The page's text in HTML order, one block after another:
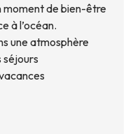
moment de bien-être
à l’océan.
une atmosphère
séjours